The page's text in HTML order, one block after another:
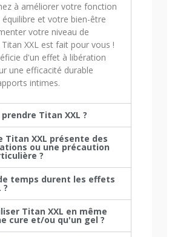
à améliorer votre fonction
et votre bien-être
votre niveau de
XXL est fait pour vous !
d'un effet à libération
une efficacité durable
intimes.
Titan XXL ?
Titan XXL présente des
ou une précaution
?
temps durent les effets
?
Titan XXL en même
cure et/ou qu'un gel ?